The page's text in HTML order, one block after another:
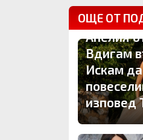
ОЩЕ ОТ
Анелия
Вдигам
Искам
изповед